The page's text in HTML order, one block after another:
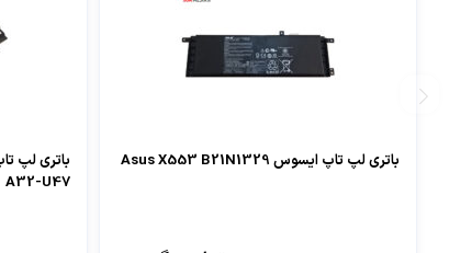
باتری لپ تاپ ایسوس Asus X553 B21N1329
A32-U47